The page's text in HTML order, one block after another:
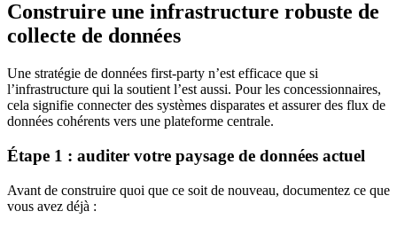
Construire une infrastructure robuste de
collecte de données
Une stratégie de données first-party n’est efficace que si
l’infrastructure qui la soutient l’est aussi. Pour les concessionnaires,
cela signifie connecter des systèmes disparates et assurer des flux de
données cohérents vers une plateforme centrale.
Étape 1 : auditer votre paysage de données actuel
Avant de construire quoi que ce soit de nouveau, documentez ce que
vous avez déjà :